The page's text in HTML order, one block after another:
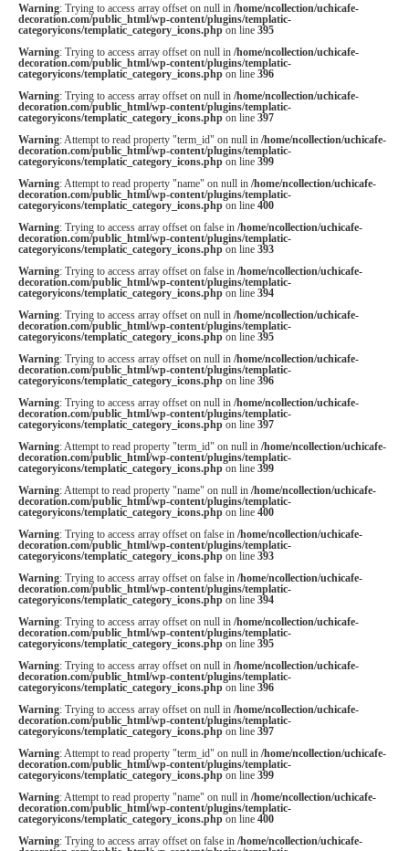
Warning: Trying to access array offset on null in /home/ncollection/uchicafe-
decoration.com/public_html/wp-content/plugins/templatic-
categoryicons/templatic_category_icons.php on line 395
Warning: Trying to access array offset on null in /home/ncollection/uchicafe-
decoration.com/public_html/wp-content/plugins/templatic-
categoryicons/templatic_category_icons.php on line 396
Warning: Trying to access array offset on null in /home/ncollection/uchicafe-
decoration.com/public_html/wp-content/plugins/templatic-
categoryicons/templatic_category_icons.php on line 397
Warning: Attempt to read property "term_id" on null in /home/ncollection/uchicafe-
decoration.com/public_html/wp-content/plugins/templatic-
categoryicons/templatic_category_icons.php on line 399
Warning: Attempt to read property "name" on null in /home/ncollection/uchicafe-
decoration.com/public_html/wp-content/plugins/templatic-
categoryicons/templatic_category_icons.php on line 400
Warning: Trying to access array offset on false in /home/ncollection/uchicafe-
decoration.com/public_html/wp-content/plugins/templatic-
categoryicons/templatic_category_icons.php on line 393
Warning: Trying to access array offset on false in /home/ncollection/uchicafe-
decoration.com/public_html/wp-content/plugins/templatic-
categoryicons/templatic_category_icons.php on line 394
Warning: Trying to access array offset on null in /home/ncollection/uchicafe-
decoration.com/public_html/wp-content/plugins/templatic-
categoryicons/templatic_category_icons.php on line 395
Warning: Trying to access array offset on null in /home/ncollection/uchicafe-
decoration.com/public_html/wp-content/plugins/templatic-
categoryicons/templatic_category_icons.php on line 396
Warning: Trying to access array offset on null in /home/ncollection/uchicafe-
decoration.com/public_html/wp-content/plugins/templatic-
categoryicons/templatic_category_icons.php on line 397
Warning: Attempt to read property "term_id" on null in /home/ncollection/uchicafe-
decoration.com/public_html/wp-content/plugins/templatic-
categoryicons/templatic_category_icons.php on line 399
Warning: Attempt to read property "name" on null in /home/ncollection/uchicafe-
decoration.com/public_html/wp-content/plugins/templatic-
categoryicons/templatic_category_icons.php on line 400
Warning: Trying to access array offset on false in /home/ncollection/uchicafe-
decoration.com/public_html/wp-content/plugins/templatic-
categoryicons/templatic_category_icons.php on line 393
Warning: Trying to access array offset on false in /home/ncollection/uchicafe-
decoration.com/public_html/wp-content/plugins/templatic-
categoryicons/templatic_category_icons.php on line 394
Warning: Trying to access array offset on null in /home/ncollection/uchicafe-
decoration.com/public_html/wp-content/plugins/templatic-
categoryicons/templatic_category_icons.php on line 395
Warning: Trying to access array offset on null in /home/ncollection/uchicafe-
decoration.com/public_html/wp-content/plugins/templatic-
categoryicons/templatic_category_icons.php on line 396
Warning: Trying to access array offset on null in /home/ncollection/uchicafe-
decoration.com/public_html/wp-content/plugins/templatic-
categoryicons/templatic_category_icons.php on line 397
Warning: Attempt to read property "term_id" on null in /home/ncollection/uchicafe-
decoration.com/public_html/wp-content/plugins/templatic-
categoryicons/templatic_category_icons.php on line 399
Warning: Attempt to read property "name" on null in /home/ncollection/uchicafe-
decoration.com/public_html/wp-content/plugins/templatic-
categoryicons/templatic_category_icons.php on line 400
Warning: Trying to access array offset on false in /home/ncollection/uchicafe-